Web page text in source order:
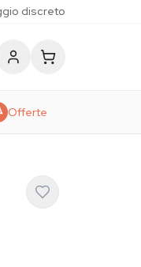
discreto
Offerte